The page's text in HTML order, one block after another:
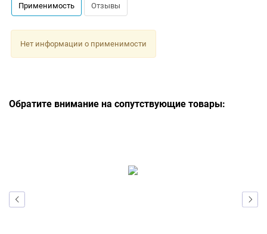
Применимость Отзывы
Нет информации о применимости
Обратите внимание на сопутствующие товары: